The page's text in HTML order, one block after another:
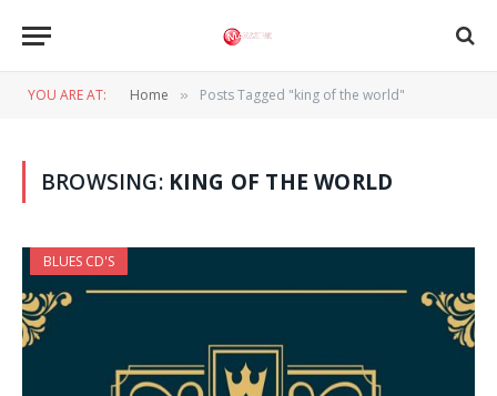
YOU ARE AT: Home » Posts Tagged "king of the world"
BROWSING: KING OF THE WORLD
BLUES CD'S